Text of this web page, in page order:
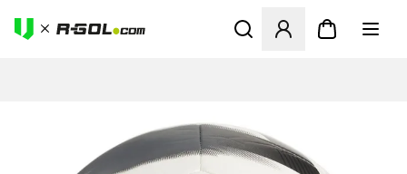
Otvorí modál na